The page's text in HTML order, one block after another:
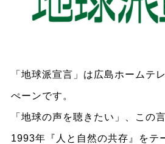
「地球派宣言」は広島ホームテ
ぺーンです。
「地球の声を聴きたい」、この
1993年『人と自然の共存』をテ